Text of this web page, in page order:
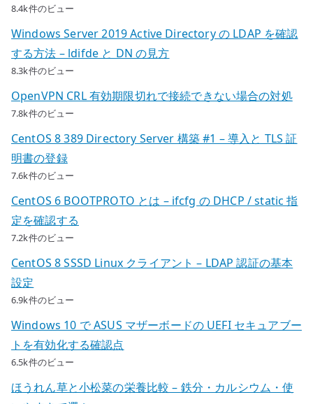
8.4k件のビュー
Windows Server 2019 Active Directory の LDAP を確認
する方法 – ldifde と DN の見方
8.3k件のビュー
OpenVPN CRL 有効期限切れで接続できない場合の対処
7.8k件のビュー
CentOS 8 389 Directory Server 構築 #1 – 導入と TLS 証
明書の登録
7.6k件のビュー
CentOS 6 BOOTPROTO とは – ifcfg の DHCP / static 指
定を確認する
7.2k件のビュー
CentOS 8 SSSD Linux クライアント – LDAP 認証の基本
設定
6.9k件のビュー
Windows 10 で ASUS マザーボードの UEFI セキュアブー
トを有効化する確認点
6.5k件のビュー
ほうれん草と小松菜の栄養比較 – 鉄分・カルシウム・使